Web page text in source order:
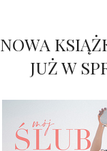
NOWA
JUŻ W